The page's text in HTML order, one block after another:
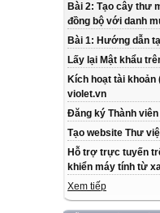
Bài 2: Tạo cây thư
đồng bộ với danh
Bài 1: Hướng dẫn
Lấy lại Mật khẩu
Kích hoạt tài khoản
violet.vn
Đăng ký Thành
Tạo website Thư
Hỗ trợ trực tuyến
khiển máy tính từ
Xem tiếp